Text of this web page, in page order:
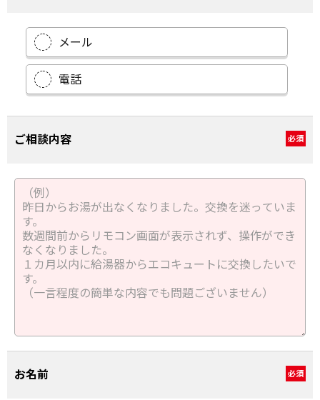
メール
電話
ご相談内容 必須
お名前 必須